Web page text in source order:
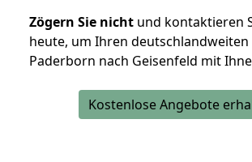
Zögern Sie nicht und kontaktieren
heute, um Ihren deutschlandweiten
Paderborn nach Geisenfeld mit
Kostenlose Angebote